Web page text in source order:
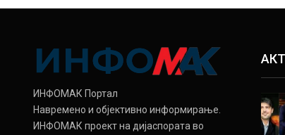
ИНФОМАК Портал
Навремено и објективно информирање.
ИНФОМАК проект на дијаспората во